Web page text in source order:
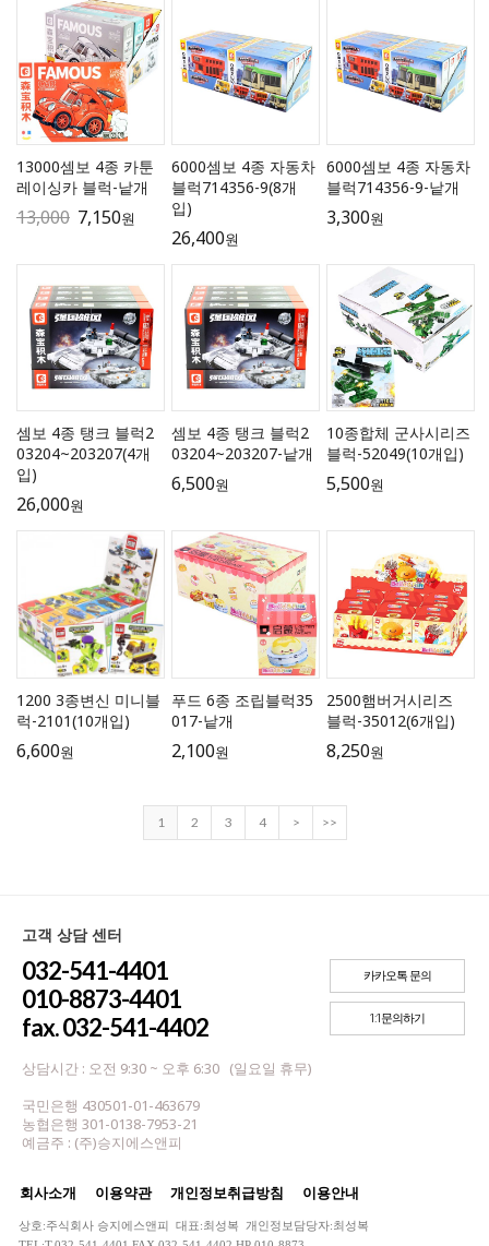
13000셈보 4종 카툰
레이싱카 블럭-낱개
13,000 7,150원
6000셈보 4종 자동차
블럭714356-9(8개
입)
26,400원
6000셈보 4종 자동차
블럭714356-9-낱개
3,300원
셈보 4종 탱크 블럭2
03204~203207(4개
입)
26,000원
셈보 4종 탱크 블럭2
03204~203207-낱개
6,500원
10종합체 군사시리즈
블럭-52049(10개입)
5,500원
1200 3종변신 미니블
럭-2101(10개입)
6,600원
푸드 6종 조립블럭35
017-낱개
2,100원
2500햄버거시리즈
블럭-35012(6개입)
8,250원
1 2 3 4 > >>
고객 상담 센터
032-541-4401
010-8873-4401
fax. 032-541-4402
상담시간 : 오전 9:30 ~ 오후 6:30 (일요일 휴무)
국민은행 430501-01-463679
농협은행 301-0138-7953-21
예금주 : (주)승지에스앤피
카카오톡 문의
1:1문의하기
회사소개 이용약관 개인정보취급방침 이용안내
상호:주식회사 승지에스앤피 대표:최성복 개인정보담당자:최성복